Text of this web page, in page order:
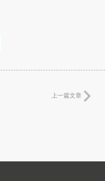
上一篇文章